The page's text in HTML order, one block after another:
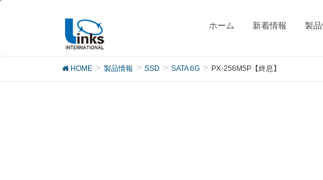
ホーム 新着情報 製
製品
HOME 製品情報 SSD SATA 6G PX-256M5P【終息】